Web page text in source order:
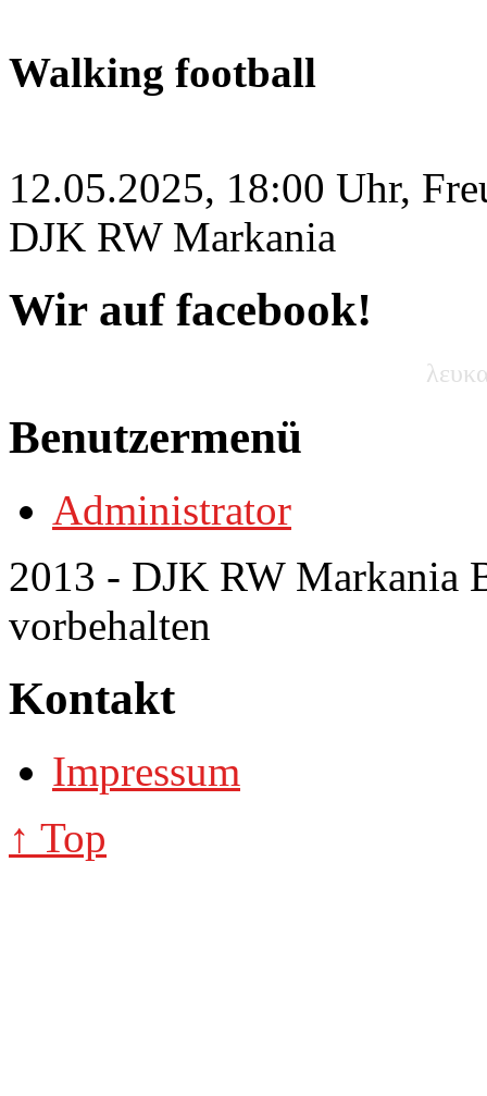
Walking football
12.05.2025, 18:00 Uhr,
DJK RW Markania
Wir auf facebook!
Benutzermenü
Administrator
2013 - DJK RW Markania
vorbehalten
Kontakt
Impressum
↑ Top